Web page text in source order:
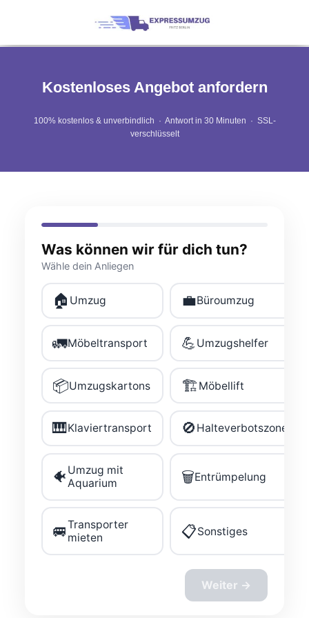
Kostenloses Angebot anfordern
100% kostenlos & unverbindlich · Antwort in 30 Minuten · SSL-
verschlüsselt